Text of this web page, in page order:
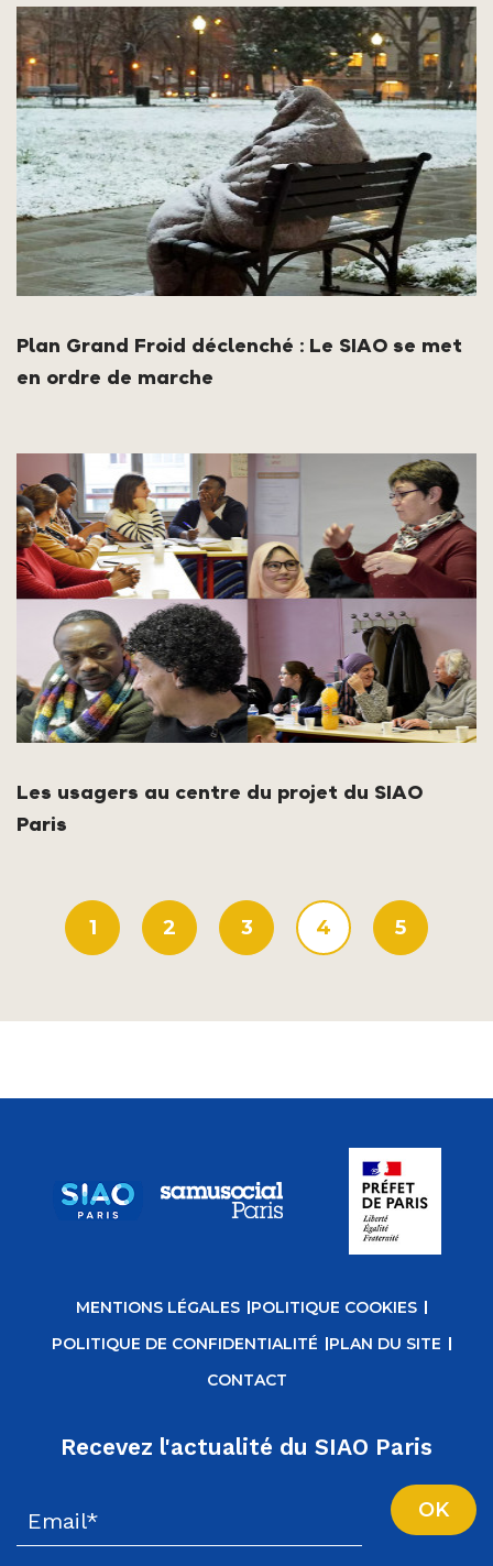
Plan Grand Froid déclenché : Le SIAO se met
en ordre de marche
Les usagers au centre du projet du SIAO
Paris
1 2 3 4 5
MENTIONS LÉGALES
POLITIQUE COOKIES
POLITIQUE DE CONFIDENTIALITÉ
PLAN DU SITE
CONTACT
Recevez l'actualité du SIAO Paris